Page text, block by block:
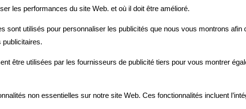
les performances du site Web. et où il doit être amélioré.
sont utilisés pour personnaliser les publicités que nous vous montrons
publicitaires.
être utilisées par les fournisseurs de publicité tiers pour vous montrer
non essentielles sur notre site Web. Ces fonctionnalités incluent